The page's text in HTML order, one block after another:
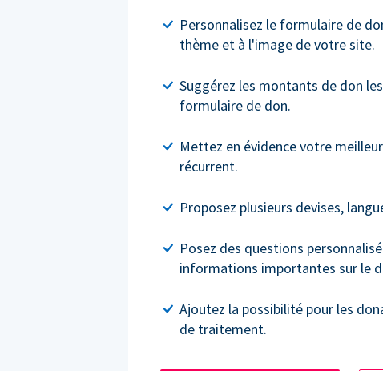
Personnalisez le formulaire de
thème et à l'image de votre site.
Suggérez les montants de don
formulaire de don.
Mettez en évidence votre
récurrent.
Proposez plusieurs devises,
Posez des questions
informations importantes sur le
Ajoutez la possibilité pour les
de traitement.